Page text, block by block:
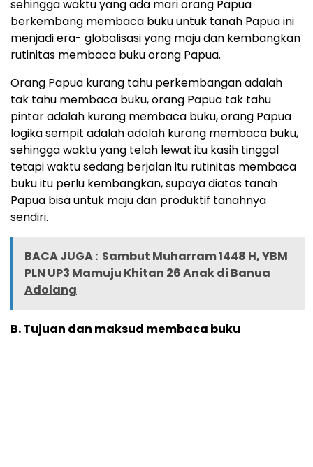
sehingga waktu yang ada mari orang Papua
berkembang membaca buku untuk tanah Papua ini
menjadi era- globalisasi yang maju dan kembangkan
rutinitas membaca buku orang Papua.
Orang Papua kurang tahu perkembangan adalah
tak tahu membaca buku, orang Papua tak tahu
pintar adalah kurang membaca buku, orang Papua
logika sempit adalah adalah kurang membaca buku,
sehingga waktu yang telah lewat itu kasih tinggal
tetapi waktu sedang berjalan itu rutinitas membaca
buku itu perlu kembangkan, supaya diatas tanah
Papua bisa untuk maju dan produktif tanahnya
sendiri.
BACA JUGA : Sambut Muharram 1448 H, YBM
PLN UP3 Mamuju Khitan 26 Anak di Banua
Adolang
B. Tujuan dan maksud membaca buku